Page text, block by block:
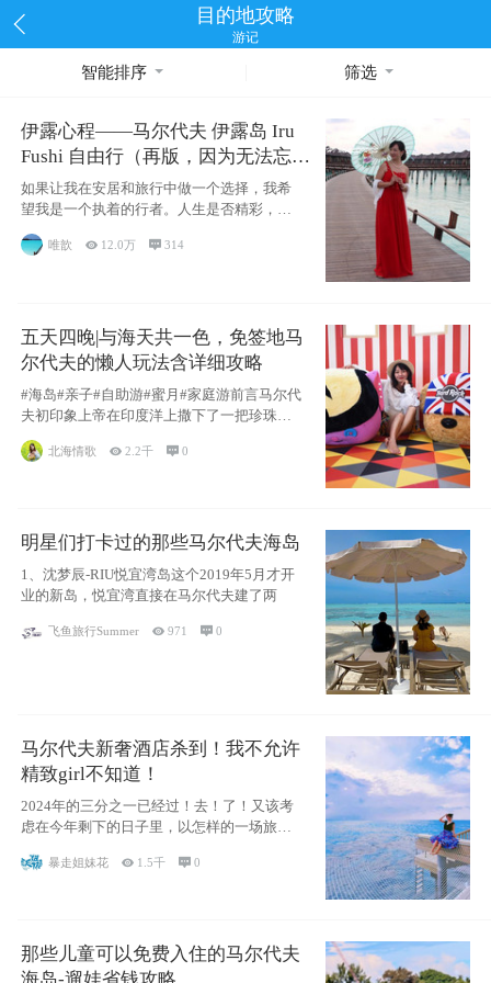
目的地攻略
游记
智能排序 筛选
伊露心程——马尔代夫 伊露岛 Iru
Fushi 自由行（再版，因为无法忘却
的留恋）
如果让我在安居和旅行中做一个选择，我希
望我是一个执着的行者。人生是否精彩，都
源于自己
唯歆  12.0万  314
五天四晚|与海天共一色，免签地马
尔代夫的懒人玩法含详细攻略
#海岛#亲子#自助游#蜜月#家庭游前言马尔代
夫初印象上帝在印度洋上撒下了一把珍珠，
北海情歌 2.2千 0
明星们打卡过的那些马尔代夫海岛
1、沈梦辰-RIU悦宜湾岛这个2019年5月才开
业的新岛，悦宜湾直接在马尔代夫建了两
飞鱼旅行Summer 971 0
马尔代夫新奢酒店杀到！我不允许
精致girl不知道！
2024年的三分之一已经过！去！了！又该考
虑在今年剩下的日子里，以怎样的一场旅行
暴走姐妹花  1.5千 0
那些儿童可以免费入住的马尔代夫